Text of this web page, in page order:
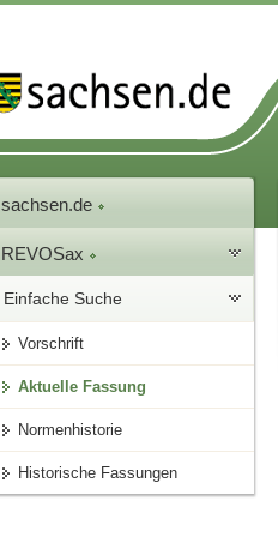
sachsen.de
REVOSax
Einfache Suche
Vorschrift
Aktuelle Fassung
Normenhistorie
Historische Fassungen